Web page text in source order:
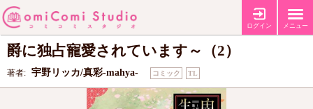
ログイン メニュー
鬼大尉の生贄花嫁～買われたはずが、冷徹伯
爵に独占寵愛されています～（2）
著者: 宇野リッカ/真彩-mahya- コミック TL